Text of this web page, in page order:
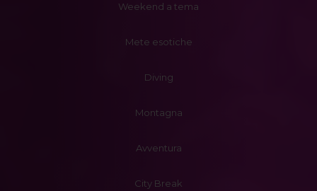
Weekend a tema
Mete esotiche
Diving
Montagna
Avventura
City Break